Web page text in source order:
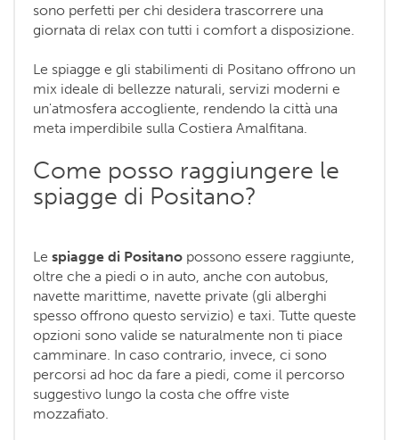
sono perfetti per chi desidera trascorrere una
giornata di relax con tutti i comfort a disposizione.
Le spiagge e gli stabilimenti di Positano offrono un
mix ideale di bellezze naturali, servizi moderni e
un'atmosfera accogliente, rendendo la città una
meta imperdibile sulla Costiera Amalfitana.
Come posso raggiungere le
spiagge di Positano?
Le spiagge di Positano possono essere raggiunte,
oltre che a piedi o in auto, anche con autobus,
navette marittime, navette private (gli alberghi
spesso offrono questo servizio) e taxi. Tutte queste
opzioni sono valide se naturalmente non ti piace
camminare. In caso contrario, invece, ci sono
percorsi ad hoc da fare a piedi, come il percorso
suggestivo lungo la costa che offre viste
mozzafiato.